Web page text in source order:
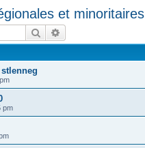
et minoritaires
Rechercher
pm